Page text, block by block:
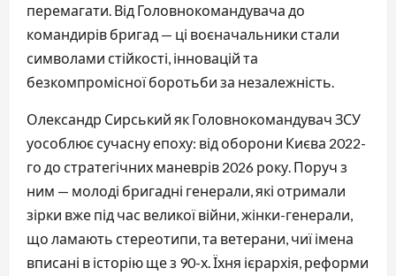
перемагати. Від Головнокомандувача до
командирів бригад — ці воєначальники стали
символами стійкості, інновацій та
безкомпромісної боротьби за незалежність.
Олександр Сирський як Головнокомандувач ЗСУ
уособлює сучасну епоху: від оборони Києва 2022-
го до стратегічних маневрів 2026 року. Поруч з
ним — молоді бригадні генерали, які отримали
зірки вже під час великої війни, жінки-генерали,
що ламають стереотипи, та ветерани, чиї імена
вписані в історію ще з 90-х. Їхня ієрархія, реформи